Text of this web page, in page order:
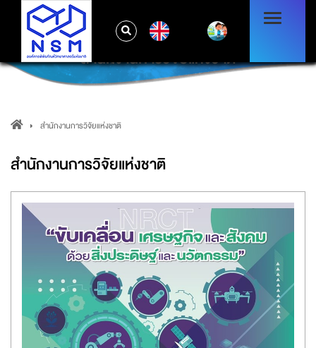
สำนักงานการวิจัยแห่งชาติ
สำนักงานการวิจัยแห่งชาติ
สำนักงานการวิจัยแห่งชาติ